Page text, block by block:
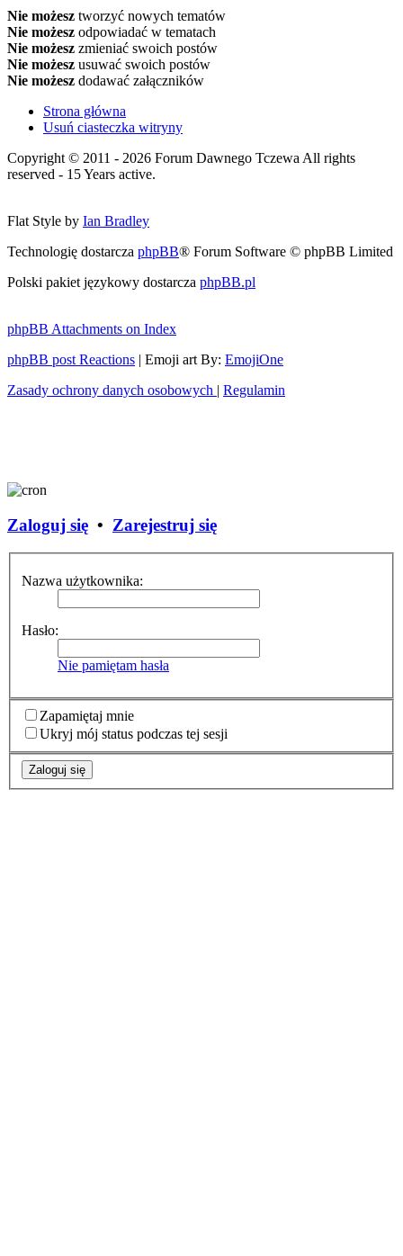
Nie możesz tworzyć nowych tematów
Nie możesz odpowiadać w tematach
Nie możesz zmieniać swoich postów
Nie możesz usuwać swoich postów
Nie możesz dodawać załączników
Strona główna
Usuń ciasteczka witryny
Copyright © 2011 - 2026 Forum Dawnego Tczewa All rights
reserved - 15 Years active.
Flat Style by Ian Bradley
Technologię dostarcza phpBB® Forum Software © phpBB Limited
Polski pakiet językowy dostarcza phpBB.pl
phpBB Attachments on Index
phpBB post Reactions | Emoji art By: EmojiOne
Zasady ochrony danych osobowych | Regulamin
Zaloguj się • Zarejestruj się
Nazwa użytkownika:
Hasło:
Nie pamiętam hasła
Zapamiętaj mnie
Ukryj mój status podczas tej sesji